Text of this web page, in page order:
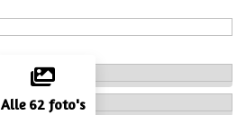
Alle 62 foto's